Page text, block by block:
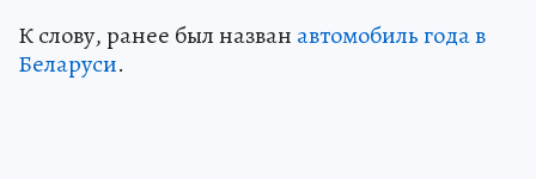
К слову, ранее был назван автомобиль года в
Беларуси.